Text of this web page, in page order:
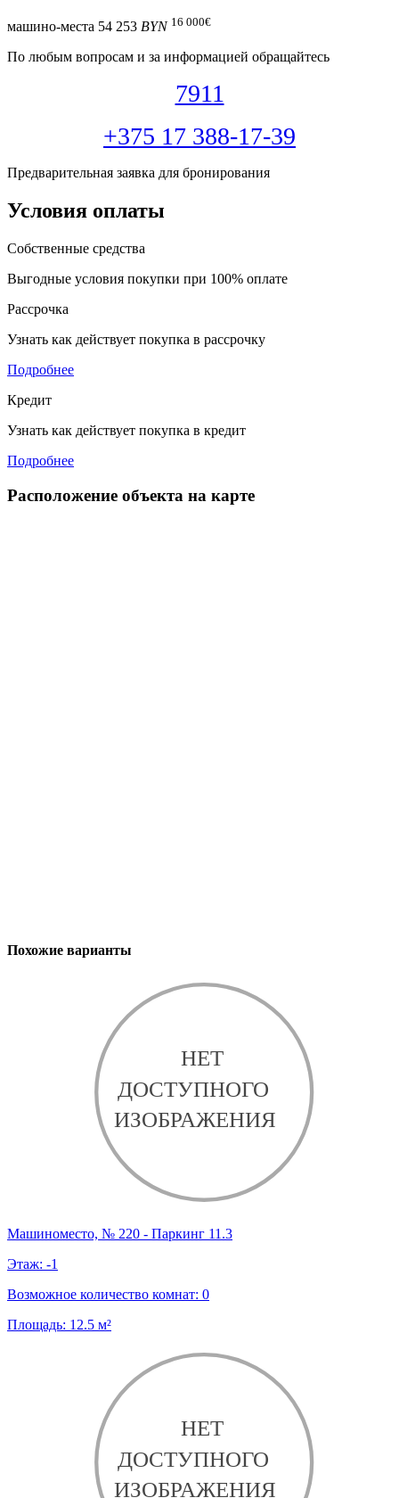
машино-места 54 253 BYN 16 000€
По любым вопросам и за информацией обращайтесь
7911
+375 17 388-17-39
Предварительная заявка для бронирования
Условия оплаты
Собственные средства
Выгодные условия покупки при 100% оплате
Рассрочка
Узнать как действует покупка в рассрочку
Подробнее
Кредит
Узнать как действует покупка в кредит
Подробнее
Расположение объекта на карте
Похожие варианты
Машиноместо, № 220 - Паркинг 11.3
Этаж: -1
Возможное количество комнат: 0
Площадь: 12.5 м²